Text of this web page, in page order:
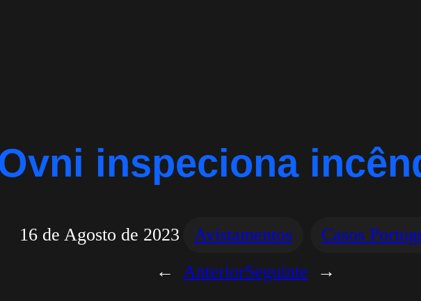
inspeciona
16 de Agosto de 2023 Avistamentos
Casos
←
AnteriorSeguinte →